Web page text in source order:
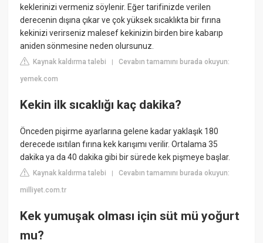
keklerinizi vermeniz söylenir. Eğer tarifinizde verilen
derecenin dışına çıkar ve çok yüksek sıcaklıkta bir fırına
kekinizi verirseniz malesef kekinizin birden bire kabarıp
aniden sönmesine neden olursunuz.
Kaynak kaldırma talebi |Cevabın tamamını burada okuyun:
yemek.com
Kekin ilk sıcaklığı kaç dakika?
Önceden pişirme ayarlarına gelene kadar yaklaşık 180
derecede ısıtılan fırına kek karışımı verilir. Ortalama 35
dakika ya da 40 dakika gibi bir sürede kek pişmeye başlar.
Kaynak kaldırma talebi |Cevabın tamamını burada okuyun:
milliyet.com.tr
Kek yumuşak olması için süt mü yoğurt
mu?